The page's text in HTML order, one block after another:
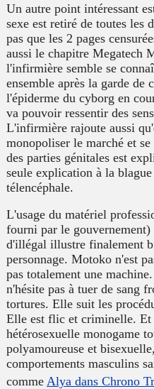
Un autre point intéressant
sexe est retiré de toutes les
pas que les 2 pages
aussi le chapitre Megatech
l'infirmière semble se
ensemble après la garde de
l'épiderme du cyborg en
va pouvoir ressentir des
L'infirmière rajoute aussi
monopoliser le marché et
des parties génitales est
seule explication à la
télencéphale.
L'usage du matériel
fourni par le
d'illégal illustre finalement
personnage. Motoko n'est
pas totalement une
n'hésite pas à tuer de sang
tortures. Elle suit les
Elle est flic et criminelle. Et
hétérosexuelle monogame
polyamoureuse et
comportements masculins
comme Alya dans Chrono